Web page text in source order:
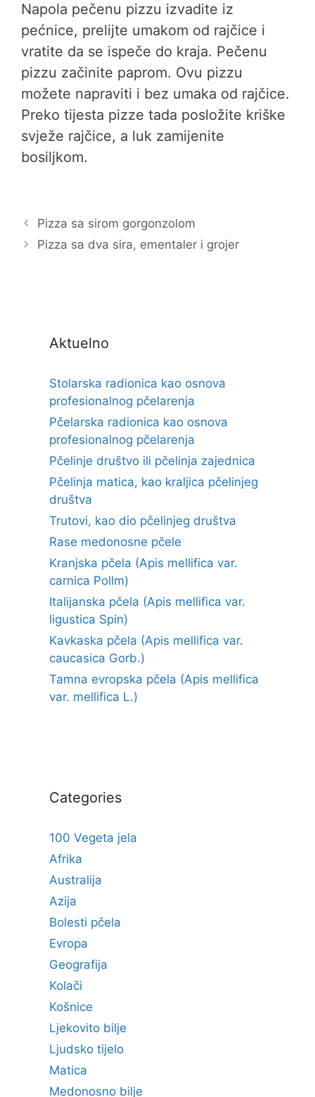
Napola pečenu pizzu izvadite iz
pećnice, prelijte umakom od rajčice i
vratite da se ispeče do kraja. Pečenu
pizzu začinite paprom. Ovu pizzu
možete napraviti i bez umaka od rajčice.
Preko tijesta pizze tada posložite kriške
svježe rajčice, a luk zamijenite
bosiljkom.
Pizza sa sirom gorgonzolom
Pizza sa dva sira, ementaler i grojer
Aktuelno
Stolarska radionica kao osnova
profesionalnog pčelarenja
Pčelarska radionica kao osnova
profesionalnog pčelarenja
Pčelinje društvo ili pčelinja zajednica
Pčelinja matica, kao kraljica pčelinjeg
društva
Trutovi, kao dio pčelinjeg društva
Rase medonosne pčele
Kranjska pčela (Apis mellifica var.
carnica Pollm)
Italijanska pčela (Apis mellifica var.
ligustica Spin)
Kavkaska pčela (Apis mellifica var.
caucasica Gorb.)
Tamna evropska pčela (Apis mellifica
var. mellifica L.)
Categories
100 Vegeta jela
Afrika
Australija
Azija
Bolesti pčela
Evropa
Geografija
Kolači
Košnice
Ljekovito bilje
Ljudsko tijelo
Matica
Medonosno bilje